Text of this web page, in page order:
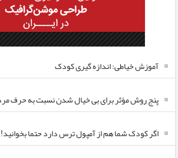
آموزش خیاطی: اندازه گیری کودک
پنج روش مؤثر برای بی خیال شدن نسبت به حرف
اگر کودک شما هم از آمپول ترس دارد حتما بخوانید!